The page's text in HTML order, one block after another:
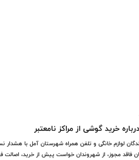
خرید گوشی از مراکز نامعتبر
لوازم خانگی و تلفن همراه شهرستان آمل با هشدار
فاقد مجوز، از شهروندان خواست پیش از خرید، اصالت